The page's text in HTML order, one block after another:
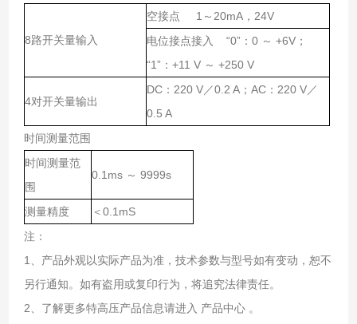
8路开关量输入
空接点 1～20mA，24V
电位接点接入 “0”：0 ～ +6V；
“1”：+11 V ～ +250 V
4对开关量输出
DC：220 V／0.2 A；AC：220 V／
0.5 A
时间测量范围
时间测量范
围
0.1ms ～ 9999s
测量精度
＜0.1mS
注：
1、产品外观以实际产品为准，技术参数与型号如有变动，恕不
另行通知。如有盗用或复印行为，将追究法律责任。
2、了解更多特高压产品信息请进入 产品中心 。